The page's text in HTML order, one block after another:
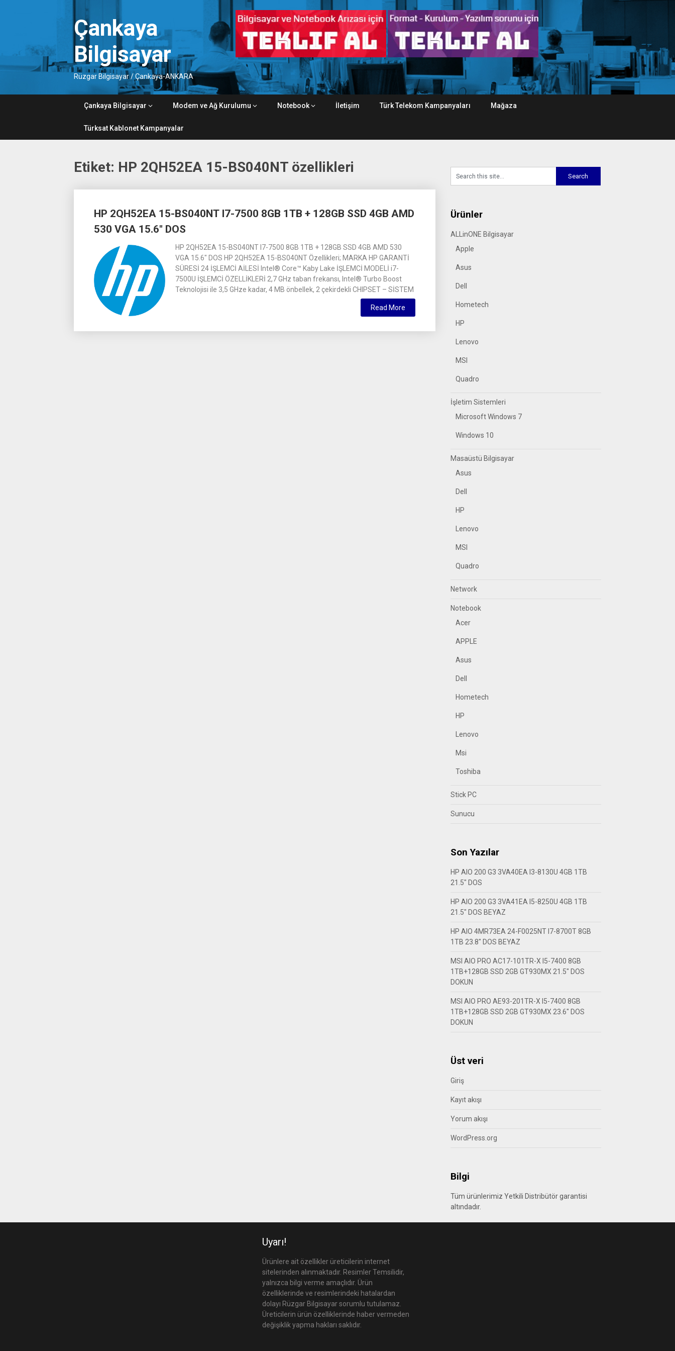
Çankaya
Bilgisayar
Rüzgar Bilgisayar / Çankaya-ANKARA
Çankaya Bilgisayar Modem ve Ağ Kurulumu Notebook İletişim Türk Telekom Kampanyaları Mağaza
Türksat Kablonet Kampanyalar
Etiket: HP 2QH52EA 15-BS040NT özellikleri
HP 2QH52EA 15-BS040NT I7-7500 8GB 1TB + 128GB SSD 4GB AMD
530 VGA 15.6″ DOS
HP 2QH52EA 15-BS040NT I7-7500 8GB 1TB + 128GB SSD 4GB AMD 530
VGA 15.6″ DOS HP 2QH52EA 15-BS040NT Özellikleri; MARKA HP GARANTİ
SÜRESİ 24 İŞLEMCİ AİLESİ Intel® Core™ Kaby Lake İŞLEMCİ MODELİ i7-
7500U İŞLEMCİ ÖZELLİKLERİ 2,7 GHz taban frekansı, Intel® Turbo Boost
Teknolojisi ile 3,5 GHze kadar, 4 MB önbellek, 2 çekirdekli CHIPSET – SİSTEM
Read More
navigation
Ürünler
ALLinONE Bilgisayar
Apple
Asus
Dell
Hometech
HP
Lenovo
MSI
Quadro
İşletim Sistemleri
Microsoft Windows 7
Windows 10
Masaüstü Bilgisayar
Asus
Dell
HP
Lenovo
MSI
Quadro
Network
Notebook
Acer
APPLE
Asus
Dell
Hometech
HP
Lenovo
Msi
Toshiba
Stick PC
Sunucu
Son Yazılar
HP AIO 200 G3 3VA40EA I3-8130U 4GB 1TB
21.5″ DOS
HP AIO 200 G3 3VA41EA I5-8250U 4GB 1TB
21.5″ DOS BEYAZ
HP AIO 4MR73EA 24-F0025NT I7-8700T 8GB
1TB 23.8″ DOS BEYAZ
MSI AIO PRO AC17-101TR-X I5-7400 8GB
1TB+128GB SSD 2GB GT930MX 21.5″ DOS
DOKUN
MSI AIO PRO AE93-201TR-X I5-7400 8GB
1TB+128GB SSD 2GB GT930MX 23.6″ DOS
DOKUN
Üst veri
Giriş
Kayıt akışı
Yorum akışı
WordPress.org
Bilgi
Tüm ürünlerimiz Yetkili Distribütör garantisi
altındadır.
Uyarı!
Ürünlere ait özellikler üreticilerin internet
sitelerinden alınmaktadır. Resimler Temsilidir,
yalnızca bilgi verme amaçlıdır. Ürün
özelliklerinde ve resimlerindeki hatalardan
dolayı Rüzgar Bilgisayar sorumlu tutulamaz.
Üreticilerin ürün özelliklerinde haber vermeden
değişiklik yapma hakları saklıdır.